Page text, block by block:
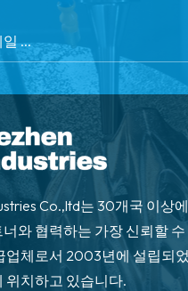
Co.,ltd는 30개국 이상
와 협력하는 가장 신뢰할
업체로서 2003년에 설립되
위치하고 있습니다.